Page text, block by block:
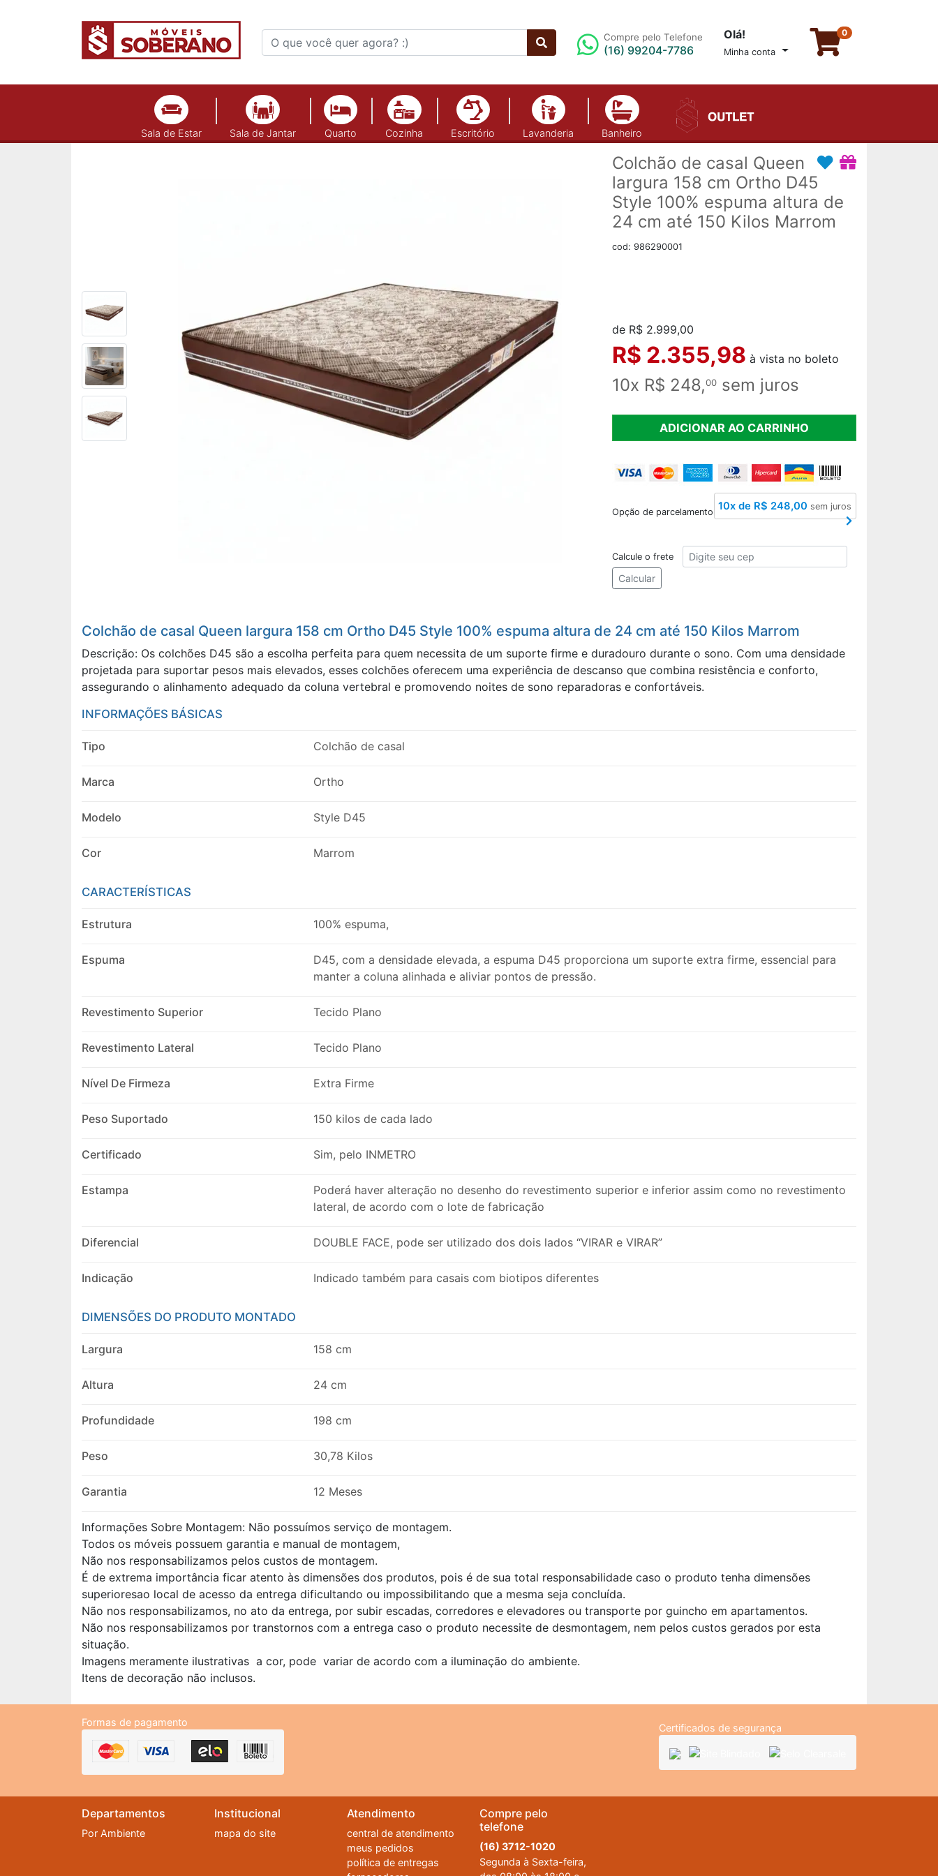
Compre pelo Telefone
(16) 99204-7786
Olá!
Minha conta
0
Sala de Estar Sala de Jantar Quarto Cozinha Escritório Lavanderia Banheiro
Colchão de casal Queen
largura 158 cm Ortho D45
Style 100% espuma altura de
24 cm até 150 Kilos Marrom
cod: 986290001
de R$ 2.999,00
R$ 2.355,98 à vista no boleto
10x R$ 248,00 sem juros
ADICIONAR AO CARRINHO
Opção de parcelamento 10x de R$ 248,00 sem juros
Calcule o freteCEP
Calcular
Colchão de casal Queen largura 158 cm Ortho D45 Style 100% espuma altura de 24 cm até 150 Kilos Marrom
Descrição: Os colchões D45 são a escolha perfeita para quem necessita de um suporte firme e duradouro durante o sono. Com uma densidade
projetada para suportar pesos mais elevados, esses colchões oferecem uma experiência de descanso que combina resistência e conforto,
assegurando o alinhamento adequado da coluna vertebral e promovendo noites de sono reparadoras e confortáveis.
INFORMAÇÕES BÁSICAS
Tipo Colchão de casal
Marca Ortho
Modelo Style D45
Cor Marrom
CARACTERÍSTICAS
Estrutura 100% espuma,
Espuma
D45, com a densidade elevada, a espuma D45 proporciona um suporte extra firme, essencial para
manter a coluna alinhada e aliviar pontos de pressão.
Revestimento Superior Tecido Plano
Revestimento Lateral Tecido Plano
Nível De Firmeza Extra Firme
Peso Suportado 150 kilos de cada lado
Certificado Sim, pelo INMETRO
Estampa
Poderá haver alteração no desenho do revestimento superior e inferior assim como no revestimento
lateral, de acordo com o lote de fabricação
Diferencial DOUBLE FACE, pode ser utilizado dos dois lados “VIRAR e VIRAR”
Indicação Indicado também para casais com biotipos diferentes
DIMENSÕES DO PRODUTO MONTADO
Largura 158 cm
Altura 24 cm
Profundidade 198 cm
Peso 30,78 Kilos
Garantia 12 Meses
Informações Sobre Montagem: Não possuímos serviço de montagem.
Todos os móveis possuem garantia e manual de montagem,
Não nos responsabilizamos pelos custos de montagem.
É de extrema importância ficar atento às dimensões dos produtos, pois é de sua total responsabilidade caso o produto tenha dimensões
superioresao local de acesso da entrega dificultando ou impossibilitando que a mesma seja concluída.
Não nos responsabilizamos, no ato da entrega, por subir escadas, corredores e elevadores ou transporte por guincho em apartamentos.
Não nos responsabilizamos por transtornos com a entrega caso o produto necessite de desmontagem, nem pelos custos gerados por esta
situação.
Imagens meramente ilustrativas a cor, pode variar de acordo com a iluminação do ambiente.
Itens de decoração não inclusos.
Formas de pagamento Certificados de segurança
Departamentos
Por Ambiente
Institucional
mapa do site
Atendimento
central de atendimento
meus pedidos
política de entregas
Compre pelo
telefone
(16) 3712-1020
Segunda à Sexta-feira,